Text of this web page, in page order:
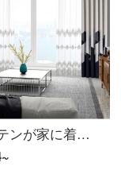
【カーテンが家に着く】カーテンの完成品を軽くシームレスにつなぐ高遮光のカーテン現代リビングルームのベッドルームのルービックキューブの花開き高精密床の窓LDC 20 SSA-2101 Sフック/カーテンなし（高さ2.6メートル以内で変更可能）XLのカーテンセット/ダブルオープン（適用窓幅3.5-4.1メートル）